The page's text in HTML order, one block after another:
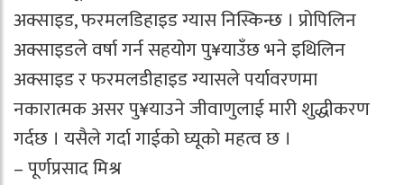
अक्साइड, फरमलडिहाइड ग्यास निस्किन्छ । प्रोपिलिन
अक्साइडले वर्षा गर्न सहयोग पु¥याउँछ भने इथिलिन
अक्साइड र फरमलडीहाइड ग्यासले पर्यावरणमा
नकारात्मक असर पु¥याउने जीवाणुलाई मारी शुद्धीकरण
गर्दछ । यसैले गर्दा गाईको घ्यूको महत्व छ ।
– पूर्णप्रसाद मिश्र